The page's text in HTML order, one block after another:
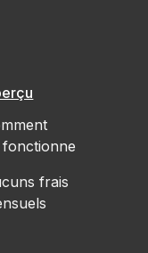
fonctionne
frais